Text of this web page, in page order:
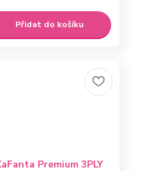
Přidat do košíku